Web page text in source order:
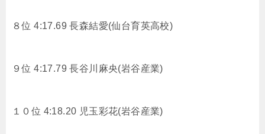
８位 4:17.69長森結愛(仙台育英高校)
９位 4:17.79長谷川麻央(岩谷産業)
１０位 4:18.20 児玉彩花(岩谷産業)